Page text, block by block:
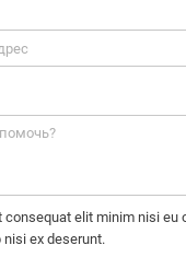
consequat elit minim nisi eu
ex deserunt.